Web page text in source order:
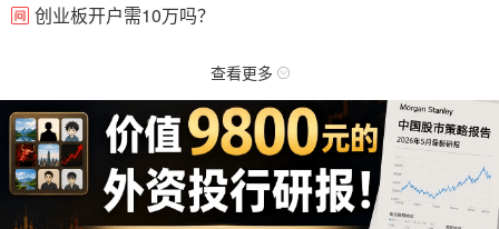
创业板开户需10万吗？
查看更多